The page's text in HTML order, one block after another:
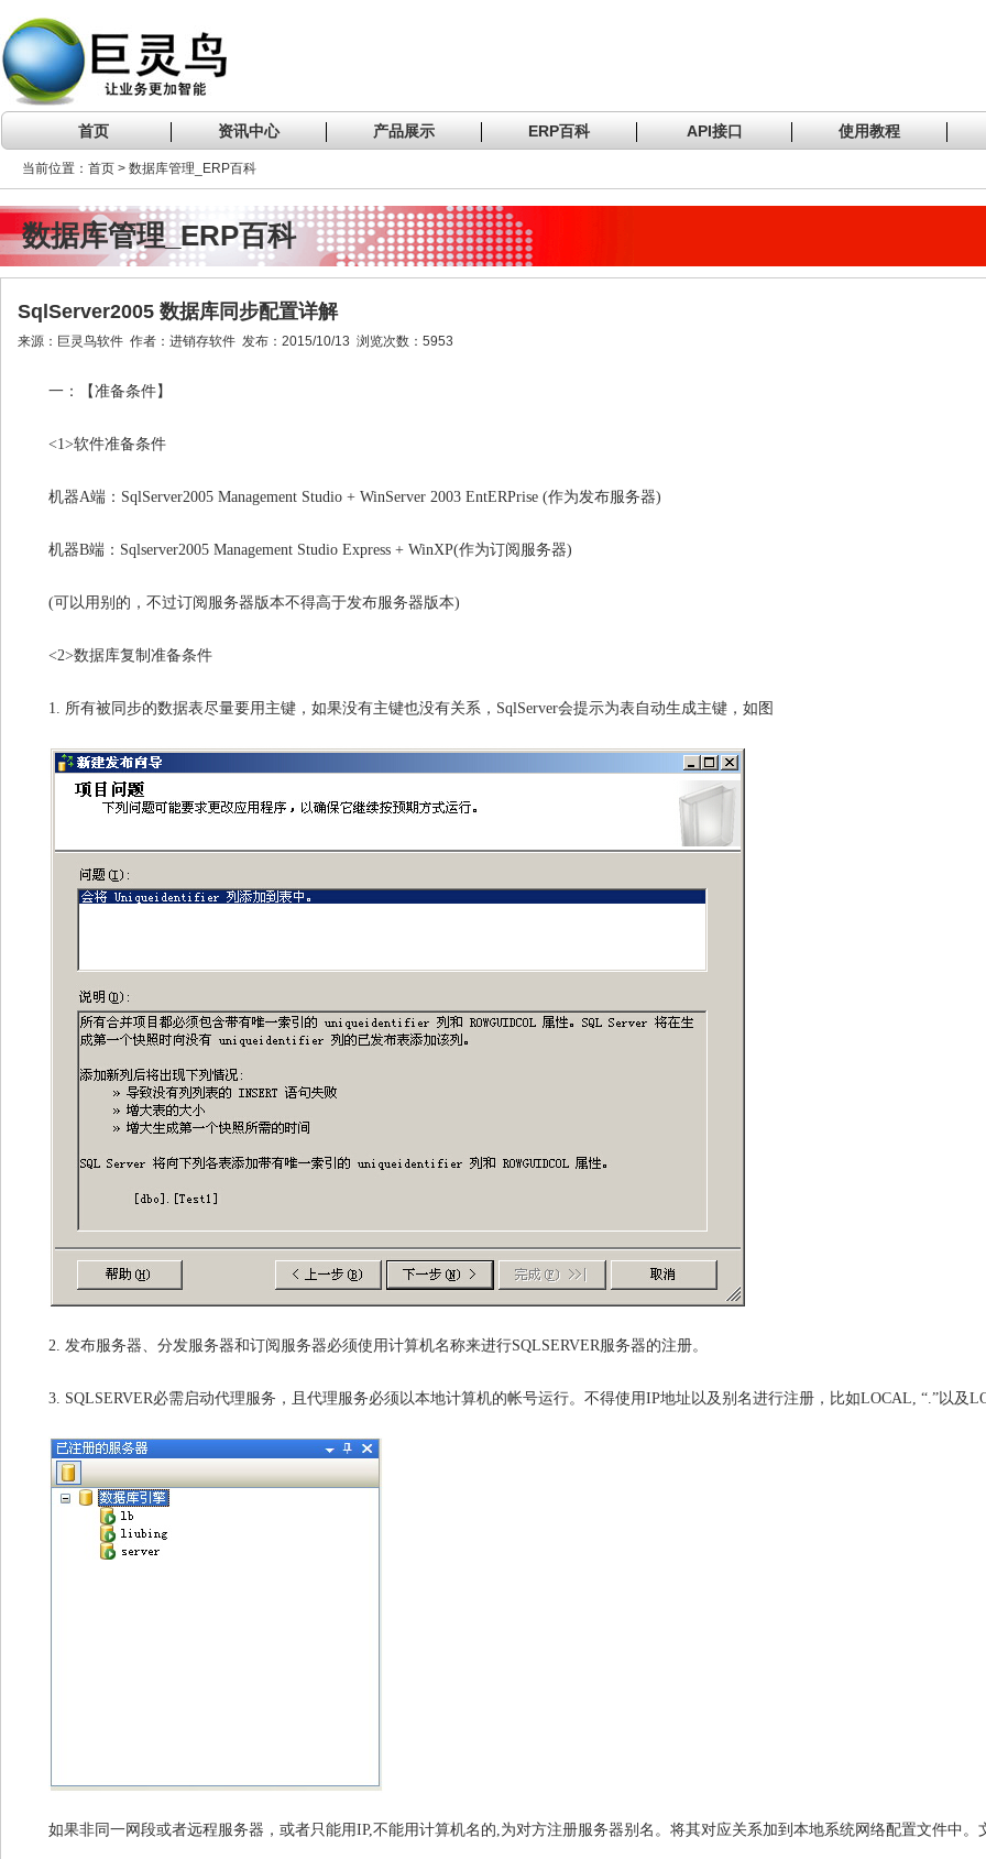
首页 资讯中心 产品展示 ERP百科 API接口 使用教程
当前位置：首页 > 数据库管理_ERP百科
数据库管理_ERP百科
SqlServer2005 数据库同步配置详解
来源：巨灵鸟软件 作者：进销存软件 发布：2015/10/13 浏览次数：5953
一：【准备条件】
<1>软件准备条件
机器A端：SqlServer2005 Management Studio + WinServer 2003 EntERPrise (作为发布服务器)
机器B端：Sqlserver2005 Management Studio Express + WinXP(作为订阅服务器)
(可以用别的，不过订阅服务器版本不得高于发布服务器版本)
<2>数据库复制准备条件
1. 所有被同步的数据表尽量要用主键，如果没有主键也没有关系，SqlServer会提示为表自动生成主键，如图
2. 发布服务器、分发服务器和订阅服务器必须使用计算机名称来进行SQLSERVER服务器的注册。
3. SQLSERVER必需启动代理服务，且代理服务必须以本地计算机的帐号运行。不得使用IP地址以及别名进行注册，比如LOCAL, “.”以及
如果非同一网段或者远程服务器，或者只能用IP,不能用计算机名的,为对方注册服务器别名。将其对应关系加到本地系统网络配置文件中。